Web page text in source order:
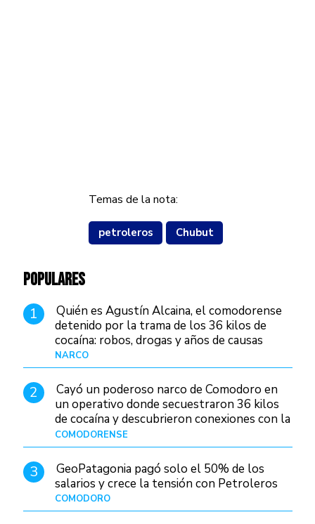
Temas de la nota:
petroleros Chubut
POPULARES
1
Quién es Agustín Alcaina, el comodorense
detenido por la trama de los 36 kilos de
cocaína: robos, drogas y años de causas
judiciales
NARCO
2
Cayó un poderoso narco de Comodoro en
un operativo donde secuestraron 36 kilos
de cocaína y descubrieron conexiones con la
Patagonia
COMODORENSE
3
GeoPatagonia pagó solo el 50% de los
salarios y crece la tensión con Petroleros
COMODORO